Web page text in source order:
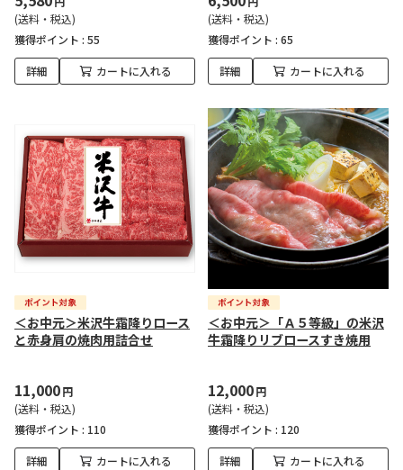
(送料・税込)
獲得ポイント : 55
詳細 カートに入れる
(送料・税込)
獲得ポイント : 65
詳細 カートに入れる
＜お中元＞米沢牛霜降りロース
と赤身肩の焼肉用詰合せ
11,000円
(送料・税込)
獲得ポイント : 110
詳細 カートに入れる
＜お中元＞「Ａ５等級」の米沢
牛霜降りリブロースすき焼用
12,000円
(送料・税込)
獲得ポイント : 120
詳細 カートに入れる